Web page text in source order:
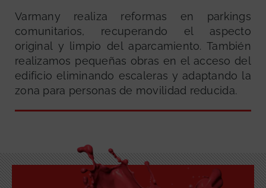
Varmany realiza reformas en parkings
comunitarios, recuperando el aspecto
original y limpio del aparcamiento. También
realizamos pequeñas obras en el acceso del
edificio eliminando escaleras y adaptando la
zona para personas de movilidad reducida.